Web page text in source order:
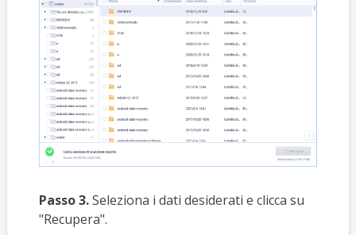
Passo 3.Seleziona i dati desiderati e clicca su
"Recupera".